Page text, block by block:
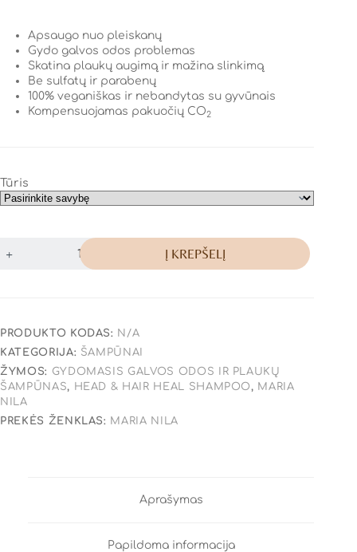
Apsaugo nuo pleiskanų
Gydo galvos odos problemas
Skatina plaukų augimą ir mažina slinkimą
Be sulfatų ir parabenų
100% veganiškas ir nebandytas su gyvūnais
Kompensuojamas pakuočių CO2
Tūris
Į KREPŠELĮ
PRODUKTO KODAS: N/A
KATEGORIJA: ŠAMPŪNAI
ŽYMOS: GYDOMASIS GALVOS ODOS IR PLAUKŲ
ŠAMPŪNAS, HEAD & HAIR HEAL SHAMPOO, MARIA
NILA
PREKĖS ŽENKLAS: MARIA NILA
Aprašymas
Papildoma informacija